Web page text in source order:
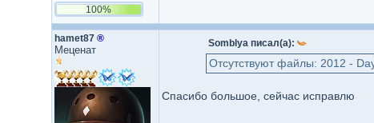
100%
hamet87 ®
Меценат
Somblya писал(а):
Отсутствуют файлы: 2012 -
Спасибо большое, сейчас исправлю